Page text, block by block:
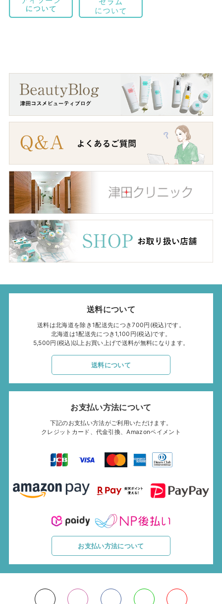
送料について
送料は北海道を除き1配送先につき700円(税込)です。
北海道は1配送先につき1,100円(税込)です。
5,500円(税込)以上お買い上げで送料が無料になります。
送料について
お支払い方法について
下記のお支払い方法がご利用いただけます。
クレジットカード、代金引換、Amazonペイメント
お支払い方法について